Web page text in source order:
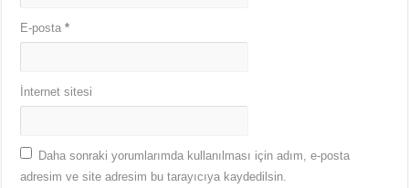
E-posta*
İnternet sitesi
Daha sonraki yorumlarımda kullanılması için adım, e-posta
adresim ve site adresim bu tarayıcıya kaydedilsin.